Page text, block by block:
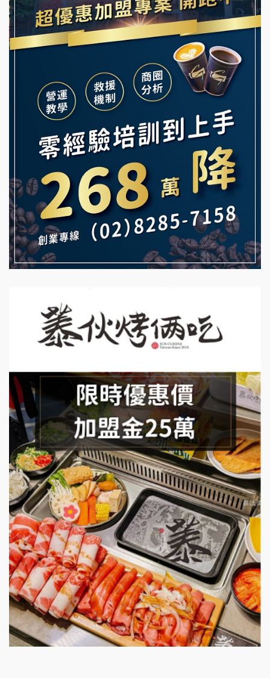
冰封仙果加盟說明會
Ramble Café 漫步藍咖啡加盟說明會
微風亭鐵板燒加盟說明會
鮮茶道加盟說明會
【曉妍美妝】誠徵行政櫃檯
自助洗衣店誠徵代洗收送人員(台中市)
MUSHEN徵SPA美容芳療師
日十。早午食加盟說明會
拾鑶火鍋加盟說明會
舒油頭加盟說明會
韓金量加盟說明會
義氣豐發雞加盟說明會
Mr.Wish加盟說明會
白鬍泡泡 BOHO POPO加盟說明會
雞咕雞咕加盟說明會
TEA TOP加盟說明會
珍好味臭臭鍋加盟說明會
藍象廷泰式火鍋加盟說明會
上宇林加盟說明會
莫尼早餐Morni加盟說明會
手作功夫茶加盟說明會
SHARE TEA歇腳亭加盟說明會
潮味決-湯滷專門店加盟說明會
鬍子茶加盟說明會
鮮茶道加盟說明會
微風亭鐵板燒加盟說明會
漫步藍咖啡加盟說明會
明石章魚燒加盟說明會
出櫃加盟說明會
千香漢堡加盟說明會